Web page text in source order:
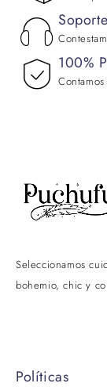
Soporte
100%
Seleccionamos
bohemio, chic y
Políticas